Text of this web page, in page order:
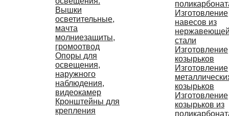
Вышки
осветительные,
мачта
молниезащиты,
громоотвод
Опоры для
освещения,
наружного
наблюдения,
видеокамер
Кронштейны для
крепления
Изготовление
навесов из
стали
Изготовление
козырьков
Изготовление
козырьков
Изготовление
козырьков из